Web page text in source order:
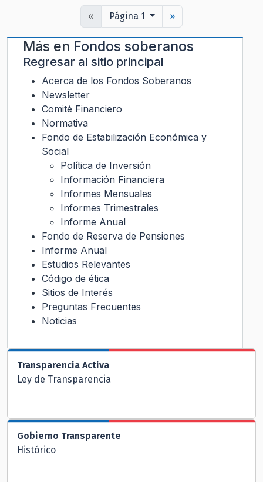
« Página 1 »
Más en Fondos soberanos
Regresar al sitio principal
Acerca de los Fondos Soberanos
Newsletter
Comité Financiero
Normativa
Fondo de Estabilización Económica y
Social
Política de Inversión
Información Financiera
Informes Mensuales
Informes Trimestrales
Informe Anual
Fondo de Reserva de Pensiones
Informe Anual
Estudios Relevantes
Código de ética
Sitios de Interés
Preguntas Frecuentes
Noticias
Transparencia Activa
Ley de Transparencia
Gobierno Transparente
Histórico